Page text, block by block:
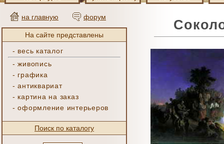
на главную форум
На сайте представлены
- весь каталог
-живопись
- графика
-антиквариат
- картина на заказ
-оформление интерьеров
Поиск по каталогу